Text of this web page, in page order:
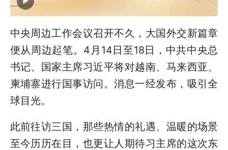
中央周边工作会议召开不久，大国外交新篇章
便从周边起笔。4月14日至18日，中共中央总
书记、国家主席习近平将对越南、马来西亚、
柬埔寨进行国事访问。消息一经发布，吸引全
球目光。
此前往访三国，那些热情的礼遇、温暖的场景
至今历历在目，也更让人期待习主席的这次东